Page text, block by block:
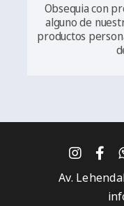
Obsequia con
alguno de
productos
Av.